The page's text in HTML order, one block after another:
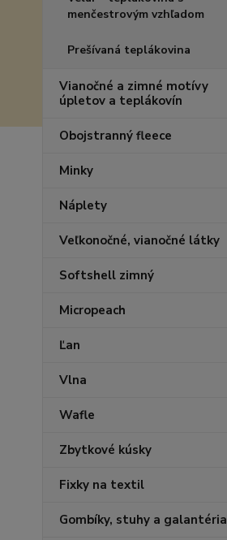
menčestrovým vzhľadom
Prešívaná teplákovina
Vianočné a zimné motívy
úpletov a teplákovín
Obojstranný fleece
Minky
Náplety
Veľkonočné, vianočné látky
Softshell zimný
Micropeach
Ľan
Vlna
Wafle
Zbytkové kúsky
Fixky na textil
Gombíky, stuhy a galantéria